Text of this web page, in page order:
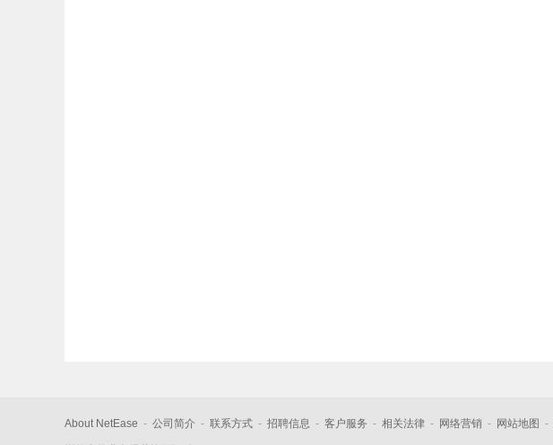
About NetEase - 公司简介 - 联系方式 - 招聘信息 - 客户服务 - 相关法律 - 网络营销 - 网站地图 -